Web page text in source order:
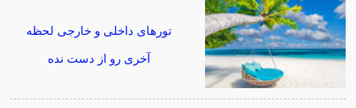
تورهای داخلی و خارجی لحظه
آخری رو از دست نده